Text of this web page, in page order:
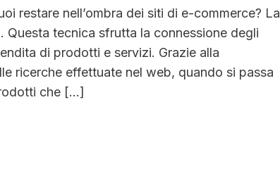
restare nell’ombra dei siti di e-commerce? La
Questa tecnica sfrutta la connessione degli
di prodotti e servizi. Grazie alla
ricerche effettuate nel web, quando si passa
che […]